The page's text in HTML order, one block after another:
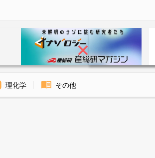
理化学 その他